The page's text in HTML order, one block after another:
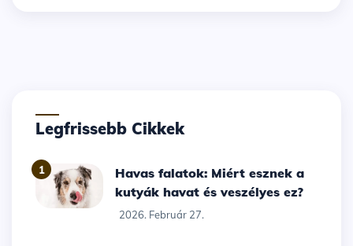
Legfrissebb Cikkek
1
Havas falatok: Miért esznek a
kutyák havat és veszélyes ez?
2026. Február 27.